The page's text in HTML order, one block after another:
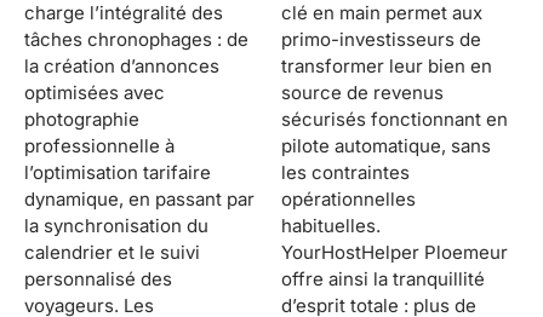
charge l’intégralité des
tâches chronophages : de
la création d’annonces
optimisées avec
photographie
professionnelle à
l’optimisation tarifaire
dynamique, en passant par
la synchronisation du
calendrier et le suivi
personnalisé des
voyageurs. Les
clé en main permet aux
primo-investisseurs de
transformer leur bien en
source de revenus
sécurisés fonctionnant en
pilote automatique, sans
les contraintes
opérationnelles
habituelles.
YourHostHelper Ploemeur
offre ainsi la tranquillité
d’esprit totale : plus de